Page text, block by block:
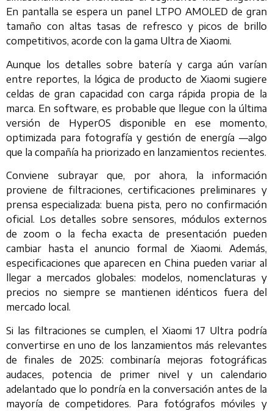
En pantalla se espera un panel LTPO AMOLED de gran
tamaño con altas tasas de refresco y picos de brillo
competitivos, acorde con la gama Ultra de Xiaomi.
Aunque los detalles sobre batería y carga aún varían
entre reportes, la lógica de producto de Xiaomi sugiere
celdas de gran capacidad con carga rápida propia de la
marca. En software, es probable que llegue con la última
versión de HyperOS disponible en ese momento,
optimizada para fotografía y gestión de energía —algo
que la compañía ha priorizado en lanzamientos recientes.
Conviene subrayar que, por ahora, la información
proviene de filtraciones, certificaciones preliminares y
prensa especializada: buena pista, pero no confirmación
oficial. Los detalles sobre sensores, módulos externos
de zoom o la fecha exacta de presentación pueden
cambiar hasta el anuncio formal de Xiaomi. Además,
especificaciones que aparecen en China pueden variar al
llegar a mercados globales: modelos, nomenclaturas y
precios no siempre se mantienen idénticos fuera del
mercado local.
Si las filtraciones se cumplen, el Xiaomi 17 Ultra podría
convertirse en uno de los lanzamientos más relevantes
de finales de 2025: combinaría mejoras fotográficas
audaces, potencia de primer nivel y un calendario
adelantado que lo pondría en la conversación antes de la
mayoría de competidores. Para fotógrafos móviles y